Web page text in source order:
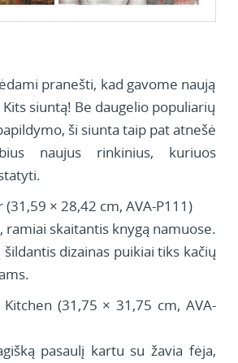
pranešti, kad gavome naują
Kits siuntą! Be daugelio populiarių
ši siunta taip pat atnešė
naujus rinkinius, kuriuos
(31,59 × 28,42 cm, AVA-P111)
ramiai skaitantis knygą namuose.
šildantis dizainas puikiai tiks kačių
(31,75 × 31,75 cm, AVA-
pasaulį kartu su žavia fėja,